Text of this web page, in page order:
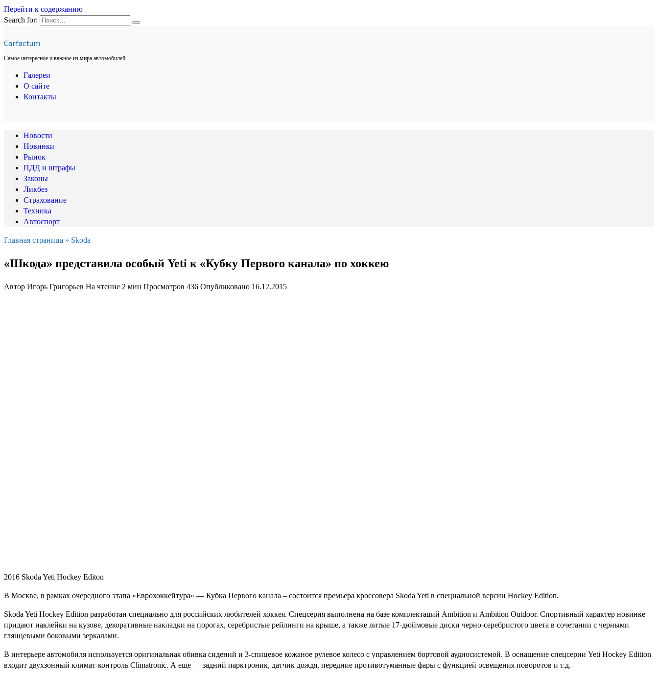
Перейти к содержанию
Search for:
Carfactum
Самое интересное и важное из мира автомобилей
Галереи
О сайте
Контакты
Новости
Новинки
Рынок
ПДД и штрафы
Законы
Ликбез
Страхование
Техника
Автоспорт
Главная страница » Skoda
«Шкода» представила особый Yeti к «Кубку Первого канала» по хоккею
Автор Игорь Григорьев На чтение 2 мин Просмотров 436 Опубликовано 16.12.2015
2016 Skoda Yeti Hockey Editon
В Москве, в рамках очередного этапа «Еврохоккейтура» — Кубка Первого канала – состоится премьера кроссовера Skoda Yeti в специальной версии Hockey Edition.
Skoda Yeti Hockey Edition разработан специально для российских любителей хоккея. Спецсерия выполнена на базе комплектаций Ambition и Ambition Outdoor. Спортивный характер новинке
придают наклейки на кузове, декоративные накладки на порогах, серебристые рейлинги на крыше, а также литые 17-дюймовые диски черно-серебристого цвета в сочетании с черными
глянцевыми боковыми зеркалами.
В интерьере автомобиля используется оригинальная обивка сидений и 3-спицевое кожаное рулевое колесо с управлением бортовой аудиосистемой. В оснащение спецсерии Yeti Hockey Edition
входит двухзонный климат-контроль Climatronic. А еще — задний парктроник, датчик дождя, передние противотуманные фары с функцией освещения поворотов и т.д.